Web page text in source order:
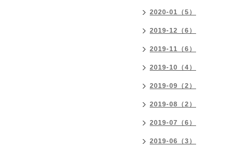
2020-01（5）
2019-12（6）
2019-11（6）
2019-10（4）
2019-09（2）
2019-08（2）
2019-07（6）
2019-06（3）